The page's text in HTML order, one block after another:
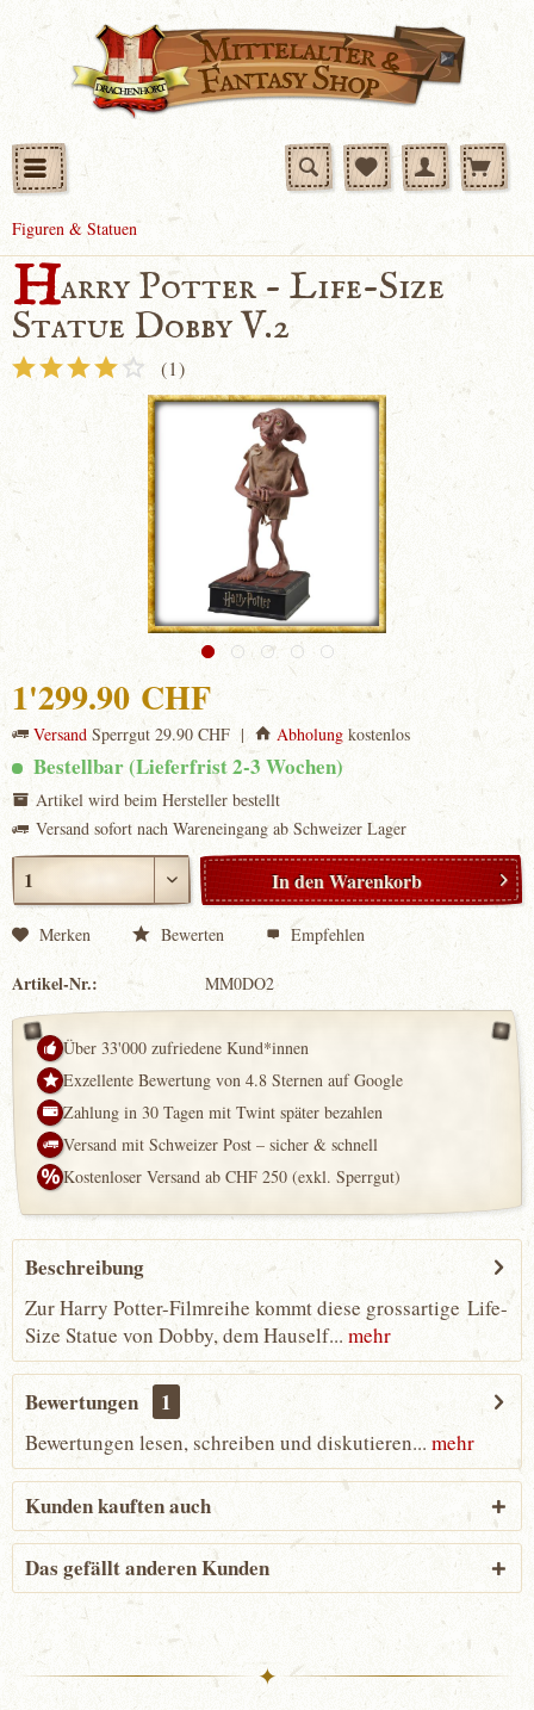
Figuren & Statuen
Harry Potter - Life-Size
Statue Dobby V.2
(1)
1'299.90 CHF
VersandSperrgut 29.90 CHF | Abholung kostenlos
Bestellbar (Lieferfrist 2-3 Wochen)
Artikel wird beim Hersteller bestellt
Versand sofort nach Wareneingang ab Schweizer Lager
In denWarenkorb
Merken Bewerten Empfehlen
Artikel-Nr.: MM0DO2
Über 33'000 zufriedene Kund*innen
Exzellente Bewertung von 4.8 Sternen auf Google
Zahlung in 30 Tagen mit Twint später bezahlen
Versand mit Schweizer Post – sicher & schnell
Kostenloser Versand ab CHF 250 (exkl. Sperrgut)
Beschreibung
Zur Harry Potter-Filmreihe kommt diese grossartige Life-
Size Statue von Dobby, dem Hauself...mehr
Bewertungen 1
Bewertungen lesen, schreiben und diskutieren... mehr
Kunden kauften auch
Das gefällt anderen Kunden
✦